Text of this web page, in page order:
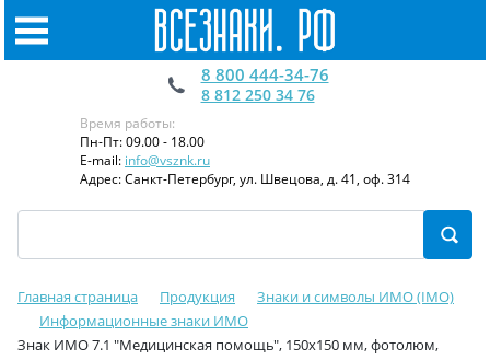
8 800 444-34-76
8 812 250 34 76
Время работы:
Пн-Пт: 09.00 - 18.00
E-mail: info@vsznk.ru
Адрес: Санкт-Петербург, ул. Швецова, д. 41, оф. 314
Главная страница Продукция
Знаки и символы ИМО (IMO)
Информационные знаки ИМО
Знак ИМО 7.1 "Медицинская помощь", 150x150 мм, фотолюм,